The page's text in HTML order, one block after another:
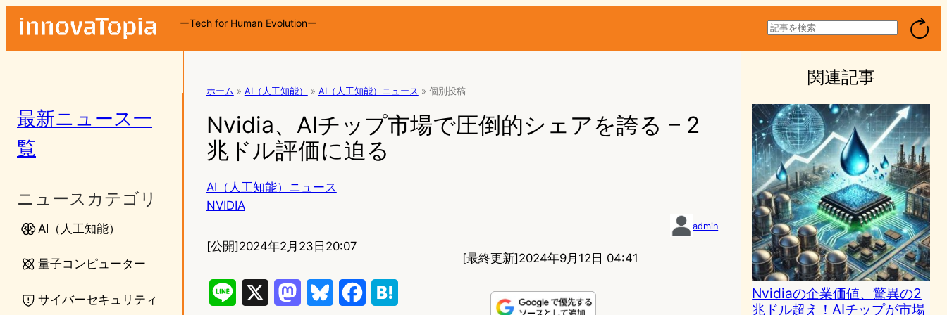
ーTech for Human Evolutionー
検
索
最新ニュース一
覧
ニュースカテゴリ
AI（人工知能）
量子コンピューター
サイバーセキュリティ
ホーム » AI（人工知能） » AI（人工知能）ニュース » 個別投稿
Nvidia、AIチップ市場で圧倒的シェアを誇る – 2
兆ドル評価に迫る
AI（人工知能）ニュース
NVIDIA
admin
[公開]2024年2月23日20:07
[最終更新]2024年9月12日 04:41
関連記事
Nvidiaの企業価値、驚異の2
兆ドル超え！AIチップが市場